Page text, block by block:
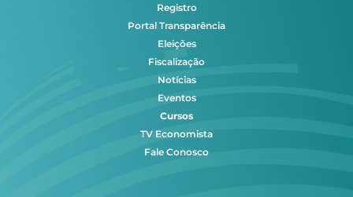
Registro
Portal Transparência
Eleições
Fiscalização
Notícias
Eventos
Cursos
TV Economista
Fale Conosco